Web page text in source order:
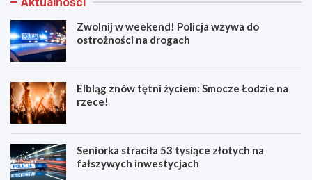
Zwolnij w weekend! Policja wzywa do
ostrożności na drogach
Elbląg znów tętni życiem: Smocze Łodzie na
rzece!
Seniorka straciła 53 tysiące złotych na
fałszywych inwestycjach